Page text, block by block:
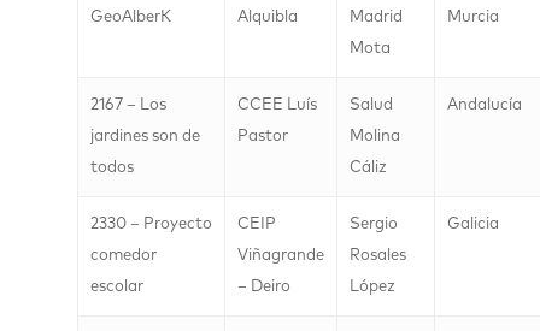
GeoAlberK
Alquibla
Madrid
Mota
Murcia
2167 – Los
jardines son de
todos
CCEE Luís
Pastor
Salud
Molina
Cáliz
Andalucía
2330 – Proyecto
comedor
escolar
CEIP
Viñagrande
– Deiro
Sergio
Rosales
López
Galicia